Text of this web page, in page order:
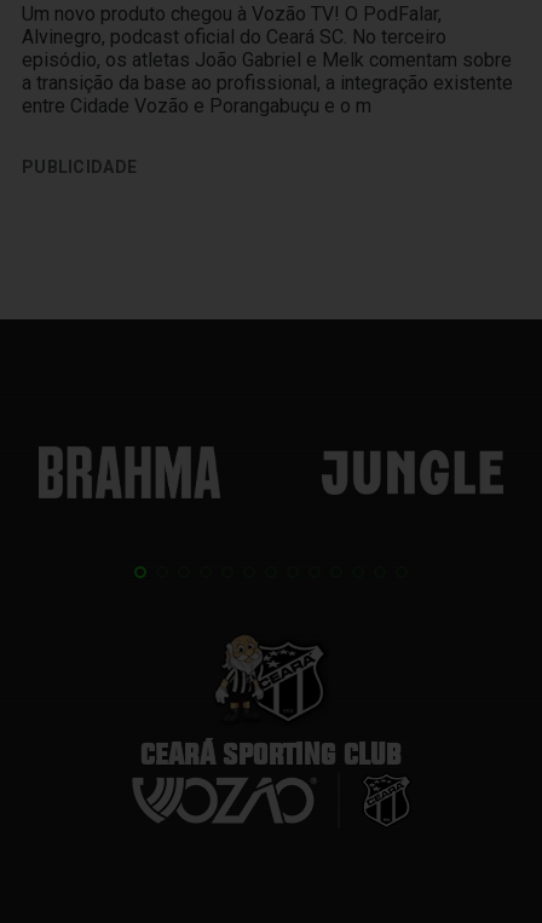
Um novo produto chegou à Vozão TV! O PodFalar,
Alvinegro, podcast oficial do Ceará SC. No terceiro
episódio, os atletas João Gabriel e Melk comentam sobre
a transição da base ao profissional, a integração existente
entre Cidade Vozão e Porangabuçu e o m
PUBLICIDADE
CEARÁ SPORTING CLUB